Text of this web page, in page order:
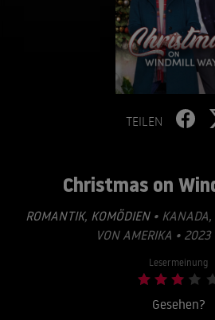
TEILEN
Christmas on
ROMANTIK, KOMÖDIEN• KANADA,
VON AMERIKA •
Lesermeinung
Gesehen?